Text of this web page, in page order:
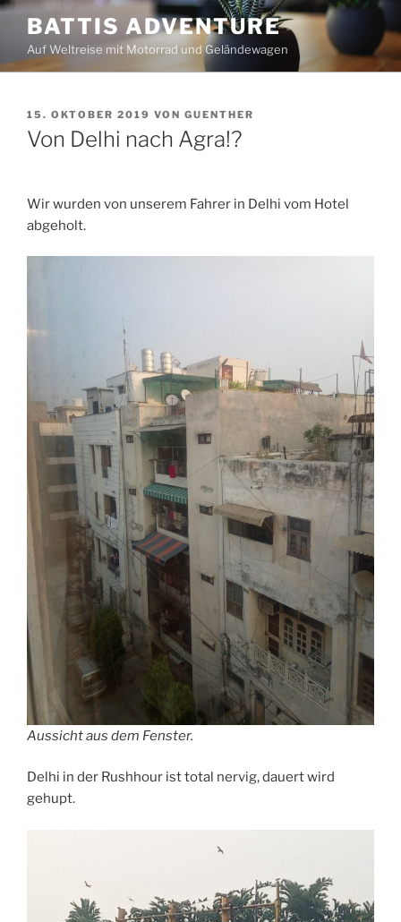
Zum
Inhalt
springen
BATTIS ADVENTURE
Auf Weltreise mit Motorrad und Geländewagen
VERÖFFENTLICHT
AM
15. OKTOBER 2019 VON GUENTHER
Von Delhi nach Agra!?
Wir wurden von unserem Fahrer in Delhi vom Hotel
abgeholt.
Aussicht aus dem Fenster.
Delhi in der Rushhour ist total nervig, dauert wird
gehupt.